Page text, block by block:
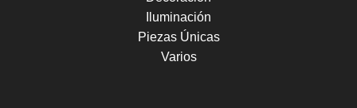
Iluminación
Piezas Únicas
Varios